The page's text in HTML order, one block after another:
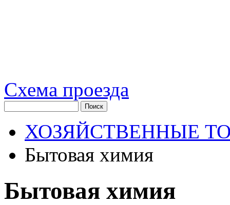
Схема проезда
ХОЗЯЙСТВЕННЫЕ
Бытовая химия
Бытовая химия